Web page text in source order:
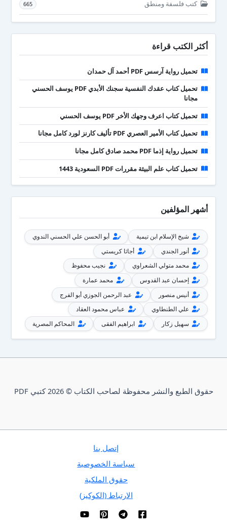
كتب فلسفة ومنطق 665
أكثر الكتب قراءة
تحميل رواية آرسس PDF أحمد آل حمدان
تحميل كتاب عقدك النفسية سجنك الأبدي PDF يوسف الحسني
مجانا
تحميل كتاب اعرف وجهك الأخر PDF يوسف الحسني
تحميل كتاب الأمير العصري PDF تأليف كارنز لورد كامل مجانا
تحميل رواية إذما PDF محمد صادق كامل مجانا
تحميل كتاب علم البيئة مقررات PDF السعودية 1443
أشهر المؤلفين
شيخ الإسلام ابن تيمية
أبو الحسن علي الحسني الندوي
أنور الجندي
أجاثا كريستي
محمد متولي الشعراوي
نجيب محفوظ
إحسان عبد القدوس
محمد عمارة
أنيس منصور
عبد الرحمن الجوزي أبو الفرج
علي الطنطاوي
عباس محمود العقاد
سهيل زكار
ابراهيم الفقى المحاكم المصرية
حقوق الطبع والنشر محفوظة لصاحب الكتاب © 2026 كتبي PDF
إتصل بنا
سياسة الخصوصية
حقوق الملكية
الارتباط (الكوكيز)